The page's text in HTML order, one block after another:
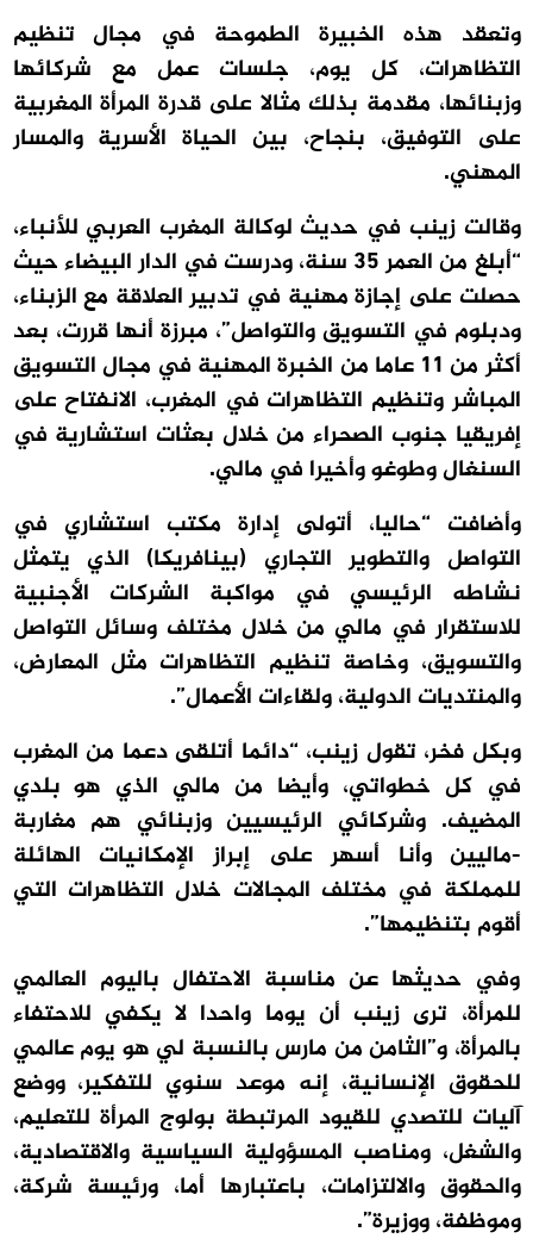
وتعقد هذه الخبيرة الطموحة في مجال تنظيم
التظاهرات، كل يوم، جلسات عمل مع شركائها
وزبنائها، مقدمة بذلك مثالا على قدرة المرأة المغربية
على التوفيق، بنجاح، بين الحياة الأسرية والمسار
المهني.
وقالت زينب في حديث لوكالة المغرب العربي للأنباء،
“أبلغ من العمر 35 سنة، ودرست في الدار البيضاء حيث
حصلت على إجازة مهنية في تدبير العلاقة مع الزبناء،
ودبلوم في التسويق والتواصل”، مبرزة أنها قررت، بعد
أكثر من 11 عاما من الخبرة المهنية في مجال التسويق
المباشر وتنظيم التظاهرات في المغرب، الانفتاح على
إفريقيا جنوب الصحراء من خلال بعثات استشارية في
السنغال وطوغو وأخيرا في مالي.
وأضافت “حاليا، أتولى إدارة مكتب استشاري في
التواصل والتطوير التجاري (بينافريكا) الذي يتمثل
نشاطه الرئيسي في مواكبة الشركات الأجنبية
للاستقرار في مالي من خلال مختلف وسائل التواصل
والتسويق، وخاصة تنظيم التظاهرات مثل المعارض،
والمنتديات الدولية، ولقاءات الأعمال”.
وبكل فخر، تقول زينب، “دائما أتلقى دعما من المغرب
في كل خطواتي، وأيضا من مالي الذي هو بلدي
المضيف. وشركائي الرئيسيين وزبنائي هم مغاربة
-ماليين وأنا أسهر على إبراز الإمكانيات الهائلة
للمملكة في مختلف المجالات خلال التظاهرات التي
أقوم بتنظيمها”.
وفي حديثها عن مناسبة الاحتفال باليوم العالمي
للمرأة، ترى زينب أن يوما واحدا لا يكفي للاحتفاء
بالمرأة، و”الثامن من مارس بالنسبة لي هو يوم عالمي
للحقوق الإنسانية، إنه موعد سنوي للتفكير، ووضع
آليات للتصدي للقيود المرتبطة بولوج المرأة للتعليم،
والشغل، ومناصب المسؤولية السياسية والاقتصادية،
والحقوق والالتزامات، باعتبارها أما، ورئيسة شركة،
وموظفة، ووزيرة”.